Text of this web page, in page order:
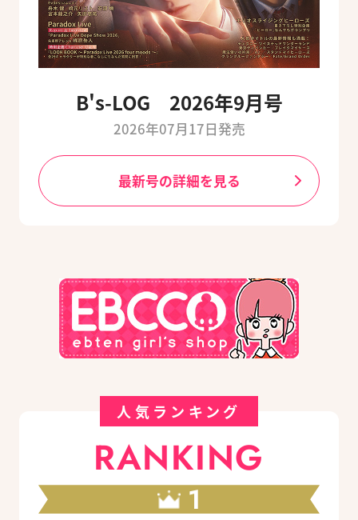
B's-LOG 2026年9月号
2026年07月17日発売
最新号の詳細を見る
人気ランキング
RANKING
1